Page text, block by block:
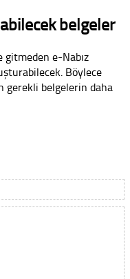
belgeler
gitmeden e-Nabız
Böylece
gerekli belgelerin daha